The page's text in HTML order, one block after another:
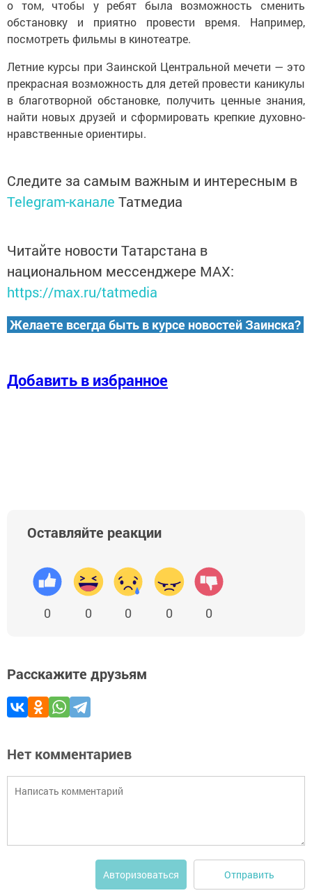
о том, чтобы у ребят была возможность сменить
обстановку и приятно провести время. Например,
посмотреть фильмы в кинотеатре.
Летние курсы при Заинской Центральной мечети — это
прекрасная возможность для детей провести каникулы
в благотворной обстановке, получить ценные знания,
найти новых друзей и сформировать крепкие духовно-
нравственные ориентиры.
Следите за самым важным и интересным в
Telegram-канале Татмедиа
Читайте новости Татарстана в
национальном мессенджере MАХ:
https://max.ru/tatmedia
Желаете всегда быть в курсе новостей Заинска?
Добавить в избранное
Оставляйте реакции
0 0 0 0 0
Расскажите друзьям
Нет комментариев
Авторизоваться Отправить